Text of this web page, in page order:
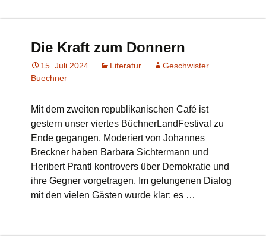
Die Kraft zum Donnern
15. Juli 2024 Literatur
Geschwister
Buechner
Mit dem zweiten republikanischen Café ist
gestern unser viertes BüchnerLandFestival zu
Ende gegangen. Moderiert von Johannes
Breckner haben Barbara Sichtermann und
Heribert Prantl kontrovers über Demokratie und
ihre Gegner vorgetragen. Im gelungenen Dialog
mit den vielen Gästen wurde klar: es …